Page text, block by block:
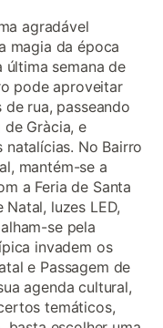
agradável
magia da época
semana de
pode aproveitar
rua, passeando
Gràcia, e
No Bairro
mantém-se a
a Feria de Santa
luzes LED,
se pela
invadem os
e Passagem de
agenda cultural,
temáticos,